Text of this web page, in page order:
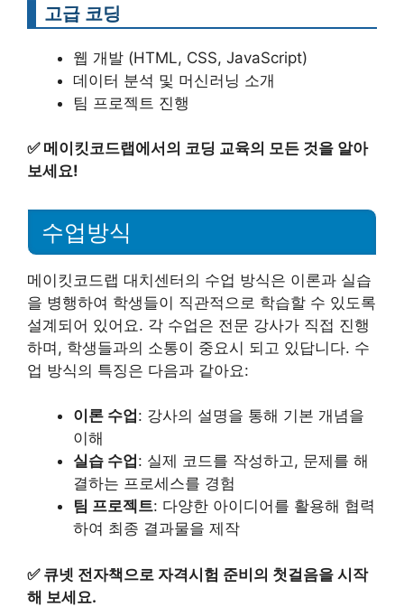
고급 코딩
웹 개발 (HTML, CSS, JavaScript)
데이터 분석 및 머신러닝 소개
팀 프로젝트 진행
✅ 메이킷코드랩에서의 코딩 교육의 모든 것을 알아
보세요!
수업방식
메이킷코드랩 대치센터의 수업 방식은 이론과 실습
을 병행하여 학생들이 직관적으로 학습할 수 있도록
설계되어 있어요. 각 수업은 전문 강사가 직접 진행
하며, 학생들과의 소통이 중요시 되고 있답니다. 수
업 방식의 특징은 다음과 같아요:
이론 수업 : 강사의 설명을 통해 기본 개념을
이해
실습 수업 : 실제 코드를 작성하고, 문제를 해
결하는 프로세스를 경험
팀 프로젝트: 다양한 아이디어를 활용해 협력
하여 최종 결과물을 제작
✅ 큐넷 전자책으로 자격시험 준비의 첫걸음을 시작
해 보세요.